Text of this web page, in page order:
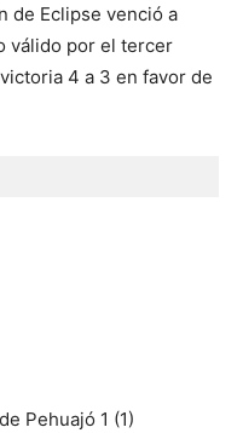
de Eclipse venció a
válido por el tercer
4 a 3 en favor de
Pehuajó 1 (1)